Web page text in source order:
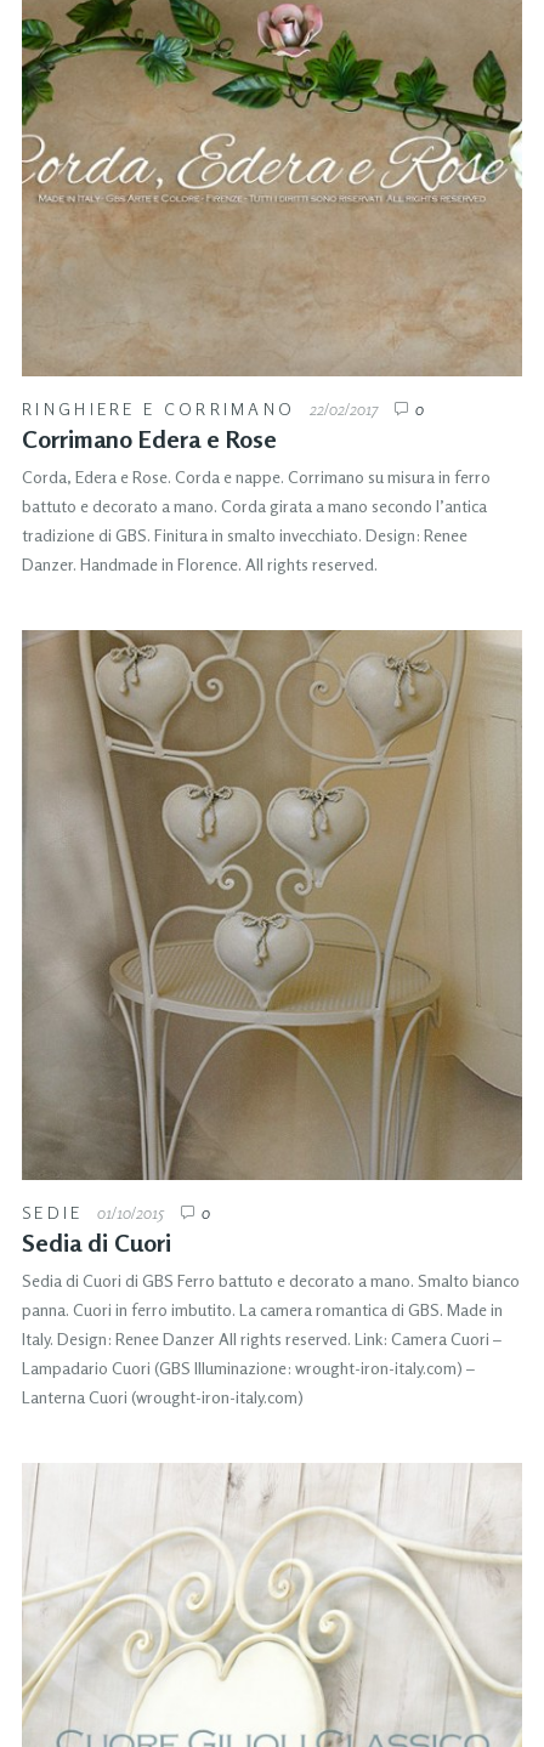
RINGHIERE E CORRIMANO 22/02/2017 0
Corrimano Edera e Rose
Corda, Edera e Rose. Corda e nappe. Corrimano su misura in ferro
battuto e decorato a mano. Corda girata a mano secondo l’antica
tradizione di GBS. Finitura in smalto invecchiato. Design: Renee
Danzer. Handmade in Florence. All rights reserved.
SEDIE 01/10/2015 0
Sedia di Cuori
Sedia di Cuori di GBS Ferro battuto e decorato a mano. Smalto bianco
panna. Cuori in ferro imbutito. La camera romantica di GBS. Made in
Italy. Design: Renee Danzer All rights reserved. Link: Camera Cuori –
Lampadario Cuori (GBS Illuminazione: wrought-iron-italy.com) –
Lanterna Cuori (wrought-iron-italy.com)